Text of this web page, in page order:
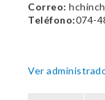
Correo:
Teléfono:074-
Ver